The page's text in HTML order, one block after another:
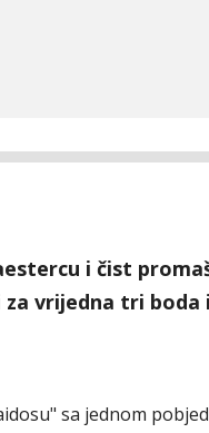
i čist
vrijedna tri boda
sa jednom